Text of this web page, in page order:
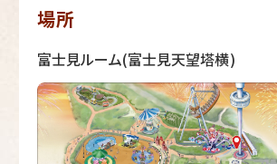
場所
富士見ルーム(富士見天望塔横)